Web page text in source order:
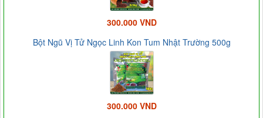
300.000 VND
Bột Ngũ Vị Tử Ngọc Linh Kon Tum Nhật Trường 500g
300.000 VND